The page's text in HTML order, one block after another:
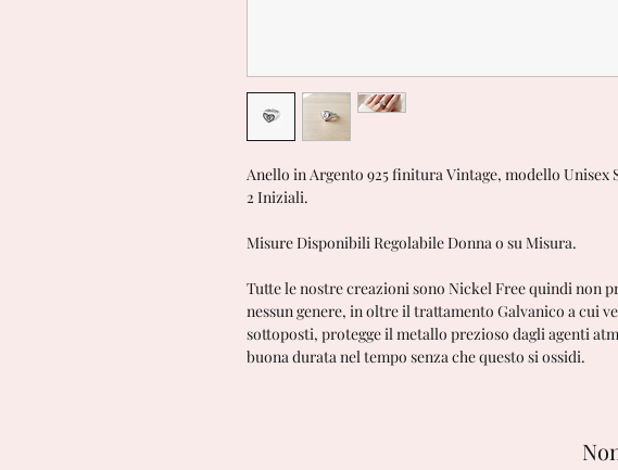
Anello in Argento 925 finitura Vintage, modello Unisex
2 Iniziali.
Misure Disponibili Regolabile Donna o su Misura.
Tutte le nostre creazioni sono Nickel Free quindi non
nessun genere, in oltre il trattamento Galvanico a cui
sottoposti, protegge il metallo prezioso dagli agenti
buona durata nel tempo senza che questo si ossidi.